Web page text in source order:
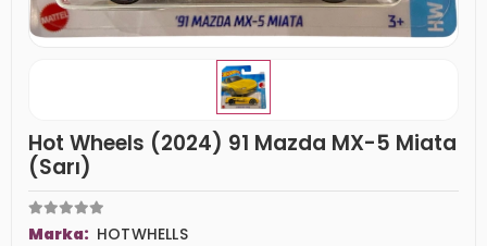
Hot Wheels (2024) 91 Mazda MX-5 Miata
(Sarı)
Marka: HOTWHELLS